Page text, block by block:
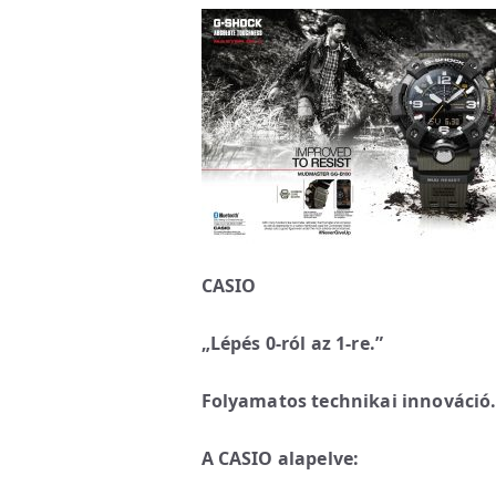
CASIO
„Lépés 0-ról az 1-re.”
Folyamatos technikai innováció.
A CASIO alapelve: